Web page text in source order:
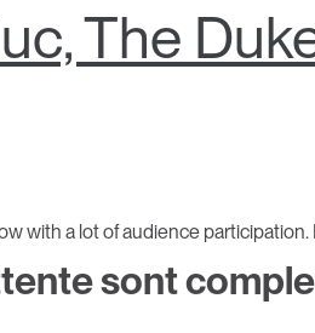
The
with a lot of audience participation.
sont